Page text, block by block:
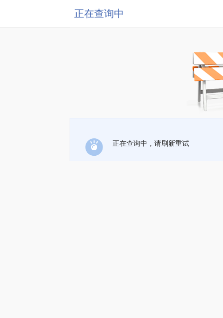
正在查询中
正在查询中，请刷新重试